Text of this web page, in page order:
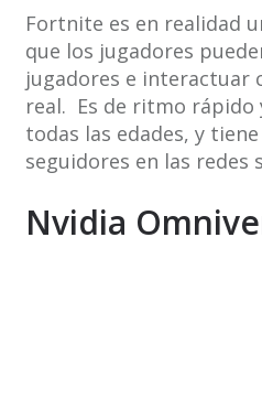
Fortnite es en realidad
que los jugadores
jugadores e interactuar
real. Es de ritmo rápido
todas las edades, y
seguidores en las redes
Nvidia